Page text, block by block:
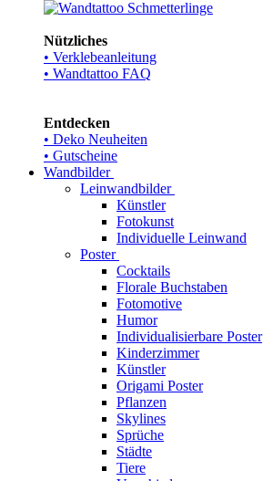
Nützliches
• Verklebeanleitung
• Wandtattoo FAQ
Entdecken
• Deko Neuheiten
• Gutscheine
Wandbilder
Leinwandbilder
Künstler
Fotokunst
Individuelle Leinwand
Poster
Cocktails
Florale Buchstaben
Fotomotive
Humor
Individualisierbare Poster
Kinderzimmer
Künstler
Origami Poster
Pflanzen
Skylines
Sprüche
Städte
Tiere